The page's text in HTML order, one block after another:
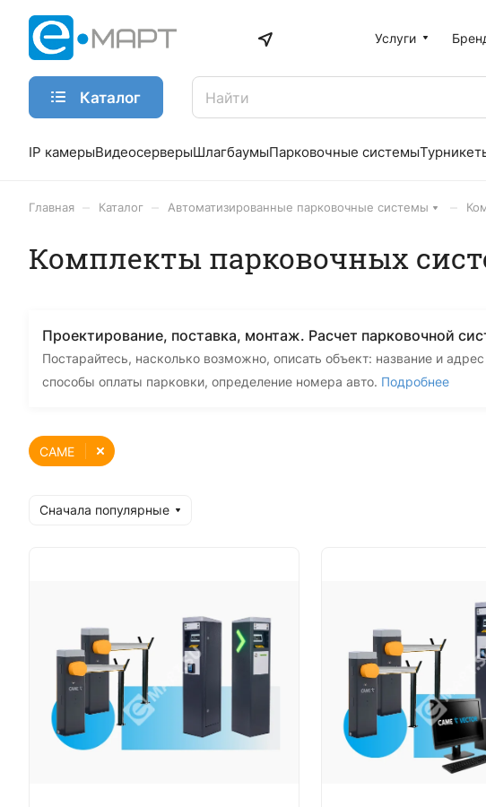
Услуги
Каталог
IP камерыВидеосерверыШлагбаумыПарковочные системы
Главная Каталог Автоматизированные парковочные системы
Комплекты парковочных
Проектирование, поставка, монтаж. Расчет парковочной
Постарайтесь, насколько возможно, описать объект: название и
способы оплаты парковки, определение номера авто. Подробнее
CAME
Сначала популярные